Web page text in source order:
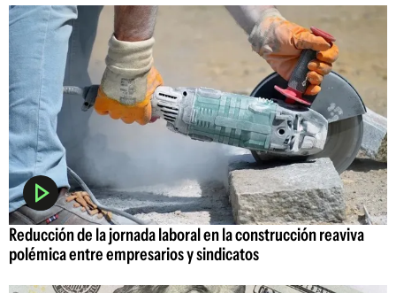
Reducción de la jornada laboral en la construcción reaviva
polémica entre empresarios y sindicatos